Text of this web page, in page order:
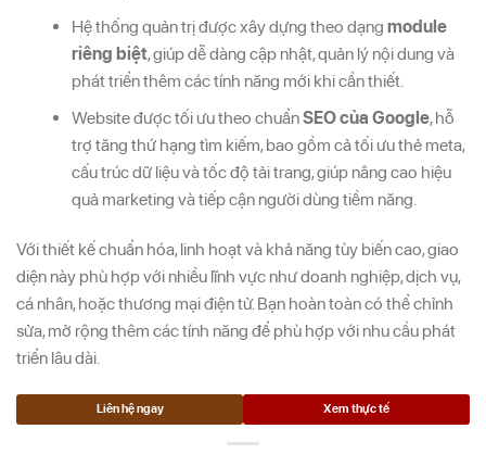
Hệ thống quản trị được xây dựng theo dạng module
riêng biệt, giúp dễ dàng cập nhật, quản lý nội dung và
phát triển thêm các tính năng mới khi cần thiết.
Website được tối ưu theo chuẩnSEO của Google, hỗ
trợ tăng thứ hạng tìm kiếm, bao gồm cả tối ưu thẻ meta,
cấu trúc dữ liệu và tốc độ tải trang, giúp nâng cao hiệu
quả marketing và tiếp cận người dùng tiềm năng.
Với thiết kế chuẩn hóa, linh hoạt và khả năng tùy biến cao, giao
diện này phù hợp với nhiều lĩnh vực như doanh nghiệp, dịch vụ,
cá nhân, hoặc thương mại điện tử. Bạn hoàn toàn có thể chỉnh
sửa, mở rộng thêm các tính năng để phù hợp với nhu cầu phát
triển lâu dài.
Liên hệ ngay Xem thực tế